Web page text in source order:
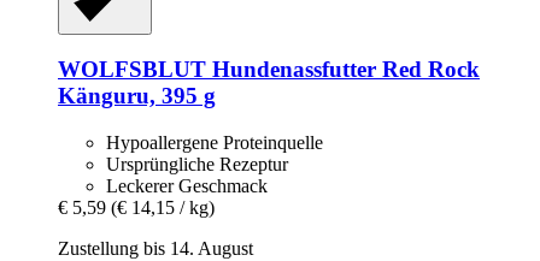
WOLFSBLUT Hundenassfutter Red Rock
Känguru, 395 g
Hypoallergene Proteinquelle
Ursprüngliche Rezeptur
Leckerer Geschmack
€ 5,59 (€ 14,15 / kg)
Zustellung bis 14. August